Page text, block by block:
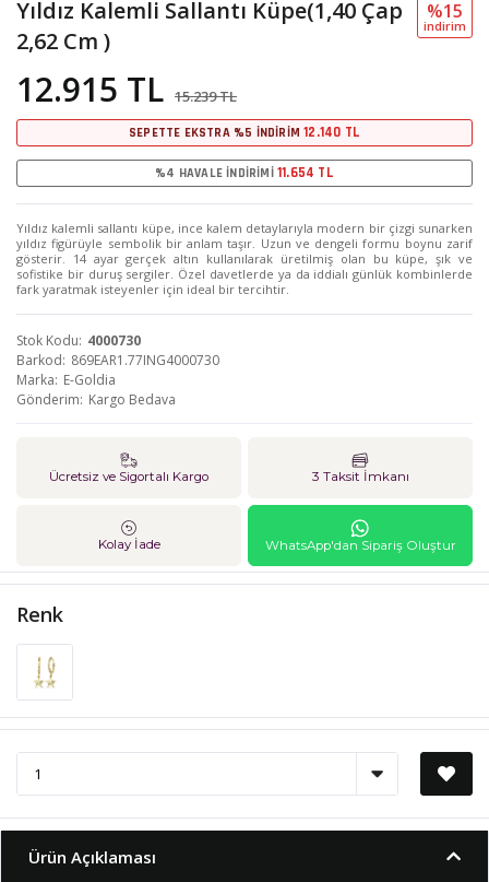
Yıldız Kalemli Sallantı Küpe(1,40 Çap
2,62 Cm )
12.915 TL 15.239 TL
%15
i̇ndi̇ri̇m
SEPETTE EKSTRA %5 İNDİRİM12.140 TL
%4 HAVALE İNDİRİMİ 11.654 TL
Yıldız kalemli sallantı küpe, ince kalem detaylarıyla modern bir çizgi sunarken
yıldız figürüyle sembolik bir anlam taşır. Uzun ve dengeli formu boynu zarif
gösterir. 14 ayar gerçek altın kullanılarak üretilmiş olan bu küpe, şık ve
sofistike bir duruş sergiler. Özel davetlerde ya da iddialı günlük kombinlerde
fark yaratmak isteyenler için ideal bir tercihtir.
Stok Kodu 4000730
Barkod 869EAR1.77ING4000730
Marka E-Goldia
Gönderim Kargo Bedava
Ücretsiz ve Sigortalı Kargo 3 Taksit İmkanı
Kolay İade WhatsApp'dan Sipariş Oluştur
Renk
Ürün Açıklaması